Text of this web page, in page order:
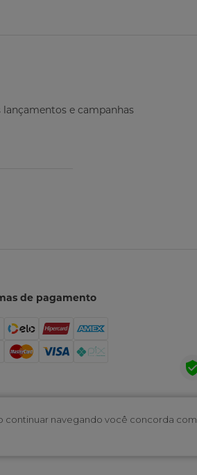
continuar navegando você concorda com
e campanhas
de pagamento